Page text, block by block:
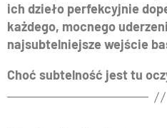
ich dzieło perfekcyjnie
każdego, mocnego
najsubtelniejsze wejście
Choć subtelność jest tu